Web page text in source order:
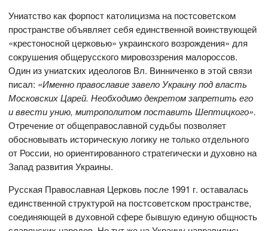
Униатство как форпост католицизма на постсоветском
пространстве объявляет себя единственной воинствующей
«крестоносной церковью» украинского возрождения» для
сокрушения общерусского мировоззрения малороссов.
Один из униатских идеологов Вл. Винниченко в этой связи
писал: «Именно православие завело Украину под власть
Московских Царей. Необходимо декретом запретить его
и ввести унию, митрополитом поставить Шептицкого».
Отречение от общеправославной судьбы позволяет
обосновывать историческую логику не только отдельного
от России, но ориентированного стратегически и духовно на
Запад развития Украины.
Русская Православная Церковь после 1991 г. оставалась
единственной структурой на постсоветском пространстве,
соединяющей в духовной сфере бывшую единую общность